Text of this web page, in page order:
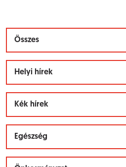
Összes
Helyi hírek
Kék hírek
Egészség